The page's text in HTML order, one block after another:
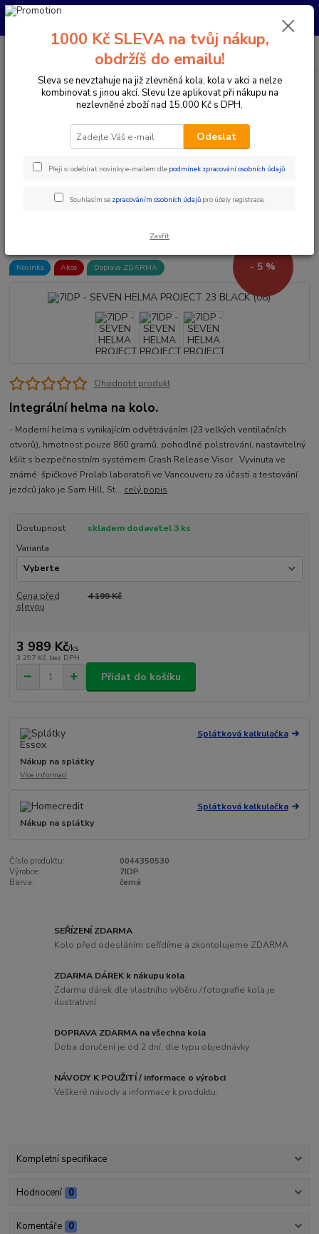
Pro nachystání kola / doplňků na prodejně si prosím zavolejte dopředu.
Menu
CZK
PO-PÁ 10:00-17:00 | SO: 9:00-12:00
Doplňky a helmy Cyklistické helmy Integrální helmy
Novinka Akce Doprava ZDARMA - 5 %
Ohodnotit produkt
Integrální helma na kolo.
- Moderní helma s vynikajícím odvětráváním (23 velkých ventilačních
otvorů), hmotnost pouze 860 gramů, pohodlné polstrování, nastavitelný
kšilt s bezpečnostním systémem Crash Release Visor . Vyvinuta ve
známé špičkové Prolab laboratoři ve Vancouveru za účasti a testování
jezdců jako je Sam Hill, St... celý popis
Dostupnost
skladem dodavatel 3 ks
Varianta
Cena před
slevou
4 199 Kč
3 989 Kč/ks
3 297 Kč bez DPH
Přidat do košíku
Splátková kalkulačka
Nákup na splátky
Více informací
Splátková kalkulačka
Nákup na splátky
Číslo produktu:
0044350530
Výrobce:
7IDP
Barva:
černá
SEŘÍZENÍ ZDARMA
Kolo před odesláním seřídíme a zkontolujeme ZDARMA
ZDARMA DÁREK k nákupu kola
Zdarma dárek dle vlastního výběru / fotografie kola je
ilustrativní
DOPRAVA ZDARMA na všechna kola
Doba doručení je od 2 dní, dle typu objednávky
NÁVODY K POUŽITÍ / informace o výrobci
Veškeré návody a informace k produktu.
Kompletní specifikace
Hodnocení 0
Komentáře 0
1000 Kč SLEVA na tvůj nákup,
obdržíš do emailu!
Sleva se nevztahuje na již zlevněná kola, kola v akci a nelze
kombinovat s jinou akcí. Slevu lze aplikovat při nákupu na
nezlevněné zboží nad 15.000 Kč s DPH.
Odeslat
Přeji si odebírat novinky e-mailem dle podmínek zpracování osobních údajů.
Souhlasím se zpracováním osobních údajů pro účely registrace.
Zavřít